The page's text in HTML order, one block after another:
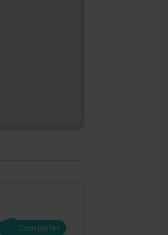
Compléter